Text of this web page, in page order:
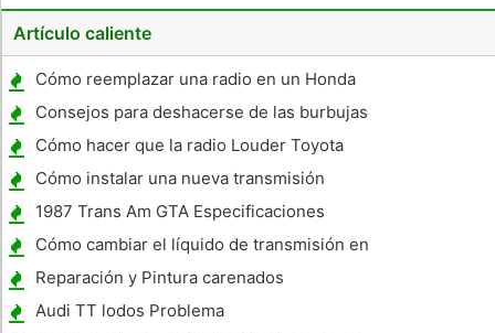
Artículo caliente
Cómo reemplazar una radio en un Honda
Civic 2005
Consejos para deshacerse de las burbujas
de aire en una etiqueta engomada del vinilo
en un coche
Cómo hacer que la radio Louder Toyota
Tundra en el
Cómo instalar una nueva transmisión
1987 Trans Am GTA Especificaciones
Cómo cambiar el líquido de transmisión en
un Mercury Mountaineer 2002
Reparación y Pintura carenados
Audi TT lodos Problema